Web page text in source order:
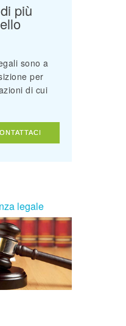
più
sono a
per
di cui
legale